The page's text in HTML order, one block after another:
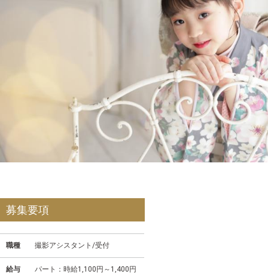
募集要項
職種 撮影アシスタント/受付
給与 パート：時給1,100円～1,400円